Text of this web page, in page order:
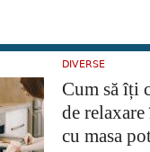
DIVERSE
Cum să îți
de
cu masa